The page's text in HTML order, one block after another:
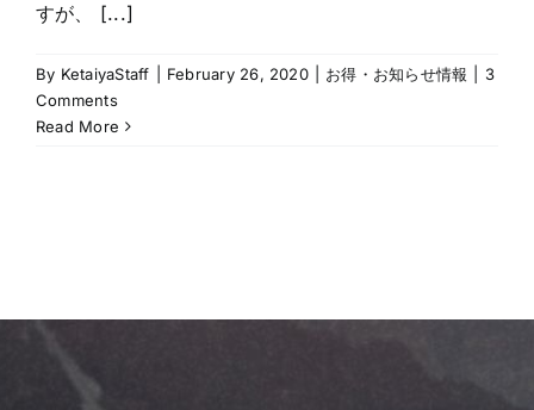
すが、 [...]
By KetaiyaStaff February 26, 2020 お得・お知らせ情報
3
Comments
Read More